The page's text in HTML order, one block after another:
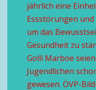
jährlich eine
Essstörungen
um das
Gesundheit zu
Golli Marboe
Jugendlichen
gewesen. ÖVP-